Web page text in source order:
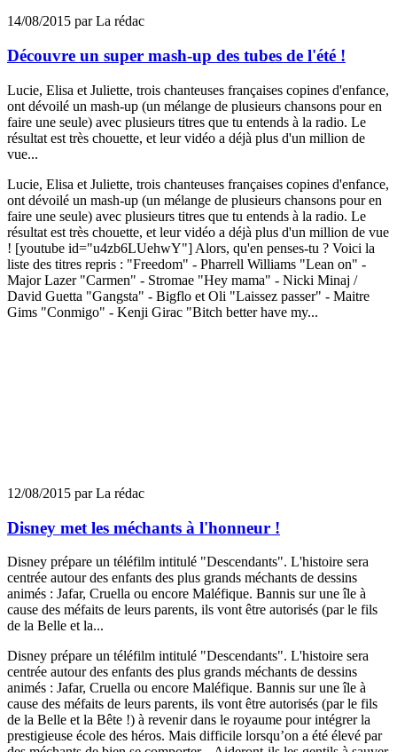
14/08/2015 par La rédac
Découvre un super mash-up des tubes de l'été !
Lucie, Elisa et Juliette, trois chanteuses françaises copines d'enfance,
ont dévoilé un mash-up (un mélange de plusieurs chansons pour en
faire une seule) avec plusieurs titres que tu entends à la radio. Le
résultat est très chouette, et leur vidéo a déjà plus d'un million de
vue...
Lucie, Elisa et Juliette, trois chanteuses françaises copines d'enfance,
ont dévoilé un mash-up (un mélange de plusieurs chansons pour en
faire une seule) avec plusieurs titres que tu entends à la radio. Le
résultat est très chouette, et leur vidéo a déjà plus d'un million de vue
! [youtube id="u4zb6LUehwY"] Alors, qu'en penses-tu ? Voici la
liste des titres repris : "Freedom" - Pharrell Williams "Lean on" -
Major Lazer "Carmen" - Stromae "Hey mama" - Nicki Minaj /
David Guetta "Gangsta" - Bigflo et Oli "Laissez passer" - Maitre
Gims "Conmigo" - Kenji Girac "Bitch better have my...
12/08/2015 par La rédac
Disney met les méchants à l'honneur !
Disney prépare un téléfilm intitulé "Descendants". L'histoire sera
centrée autour des enfants des plus grands méchants de dessins
animés : Jafar, Cruella ou encore Maléfique. Bannis sur une île à
cause des méfaits de leurs parents, ils vont être autorisés (par le fils
de la Belle et la...
Disney prépare un téléfilm intitulé "Descendants". L'histoire sera
centrée autour des enfants des plus grands méchants de dessins
animés : Jafar, Cruella ou encore Maléfique. Bannis sur une île à
cause des méfaits de leurs parents, ils vont être autorisés (par le fils
de la Belle et la Bête !) à revenir dans le royaume pour intégrer la
prestigieuse école des héros. Mais difficile lorsqu’on a été élevé par